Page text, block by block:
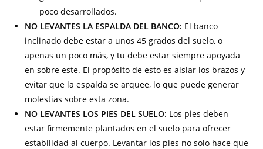
poco desarrollados.
NO LEVANTES LA ESPALDA DEL BANCO: El banco
inclinado debe estar a unos 45 grados del suelo, o
apenas un poco más, y tu debe estar siempre apoyada
en sobre este. El propósito de esto es aislar los brazos y
evitar que la espalda se arquee, lo que puede generar
molestias sobre esta zona.
NO LEVANTES LOS PIES DEL SUELO: Los pies deben
estar firmemente plantados en el suelo para ofrecer
estabilidad al cuerpo. Levantar los pies no solo hace que